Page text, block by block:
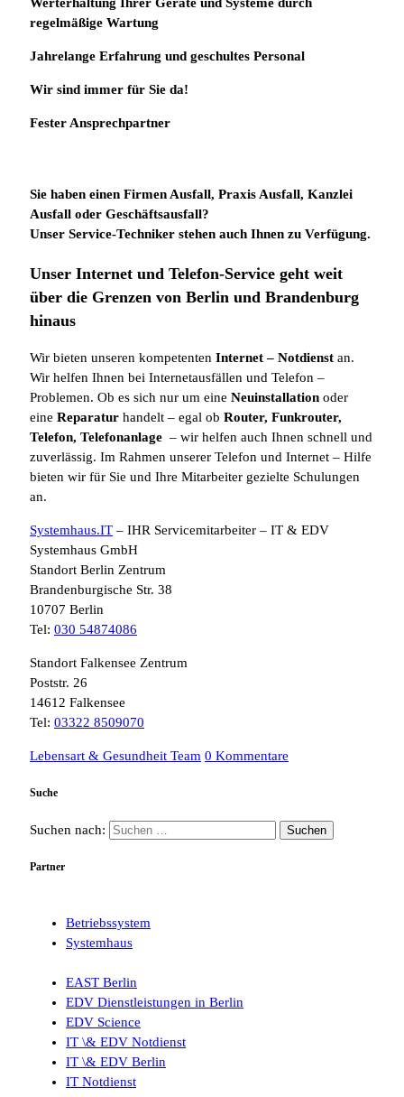
regelmäßige Wartung
Jahrelange Erfahrung und geschultes Personal
Wir sind immer für Sie da!
Fester Ansprechpartner
Sie haben einen Firmen Ausfall, Praxis Ausfall, Kanzlei
Ausfall oder Geschäftsausfall?
Unser Service-Techniker stehen auch Ihnen zu Verfügung.
Unser Internet und Telefon-Service geht weit
über die Grenzen von Berlin und Brandenburg
hinaus
Wir bieten unseren kompetenten Internet– Notdienst an.
Wir helfen Ihnen bei Internetausfällen und Telefon –
Problemen. Ob es sich nur um eine Neuinstallation oder
eine Reparatur handelt – egal ob Router, Funkrouter,
Telefon, Telefonanlage – wir helfen auch Ihnen schnell und
zuverlässig. Im Rahmen unserer Telefon und Internet – Hilfe
bieten wir für Sie und Ihre Mitarbeiter gezielte Schulungen
an.
Systemhaus.IT – IHR Servicemitarbeiter – IT & EDV
Systemhaus GmbH
Standort Berlin Zentrum
Brandenburgische Str. 38
10707 Berlin
Tel: 030 54874086
Standort Falkensee Zentrum
Poststr. 26
14612 Falkensee
Tel: 03322 8509070
Lebensart & Gesundheit Team 0 Kommentare
Suche
Suchen nach:
Partner
Betriebssystem
Systemhaus
EAST Berlin
EDV Dienstleistungen in Berlin
EDV Science
IT \& EDV Notdienst
IT \& EDV Berlin
IT Notdienst